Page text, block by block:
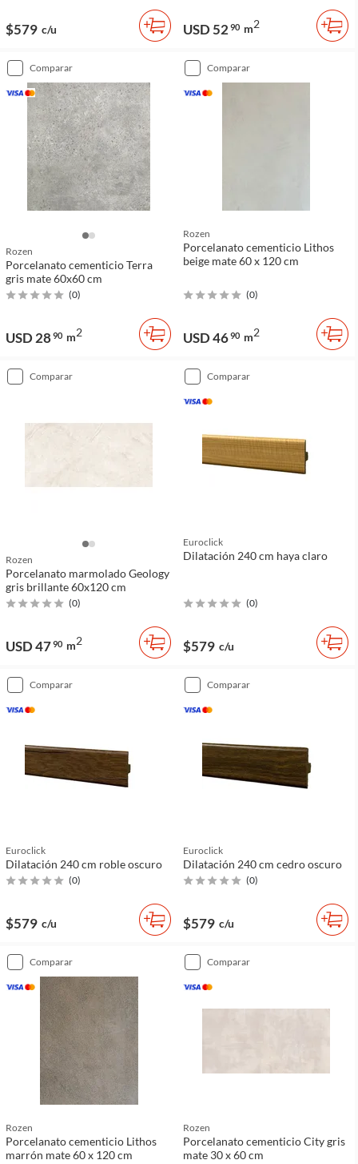
$579 c/u USD 52 90 m2
comparar
Rozen
Porcelanato cementicio Terra
gris mate 60x60 cm
(0)
USD 2890 m2
comparar
Rozen
Porcelanato cementicio Lithos
beige mate 60 x 120 cm
(0)
USD 4690 m2
comparar
Rozen
Porcelanato marmolado Geology
gris brillante 60x120 cm
(0)
USD 4790 m2
comparar
Euroclick
Dilatación 240 cm haya claro
(0)
$579 c/u
comparar
Euroclick
Dilatación 240 cm roble oscuro
(0)
$579 c/u
comparar
Euroclick
Dilatación 240 cm cedro oscuro
(0)
$579 c/u
comparar
Rozen
Porcelanato cementicio Lithos
marrón mate 60 x 120 cm
comparar
Rozen
Porcelanato cementicio City gris
mate 30 x 60 cm